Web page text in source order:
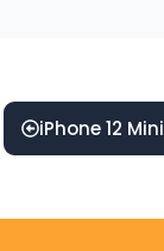
iPhone 12 Mini